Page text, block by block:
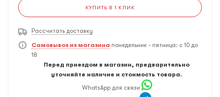
КУПИТЬ В 1 КЛИК
Рассчитать доставку
Самовывоз из магазина понедельник - пятница: с 10 до
18
Перед приездом в магазин, предварительно
уточняйте наличие и стоимость товара.
WhatsApp для связи